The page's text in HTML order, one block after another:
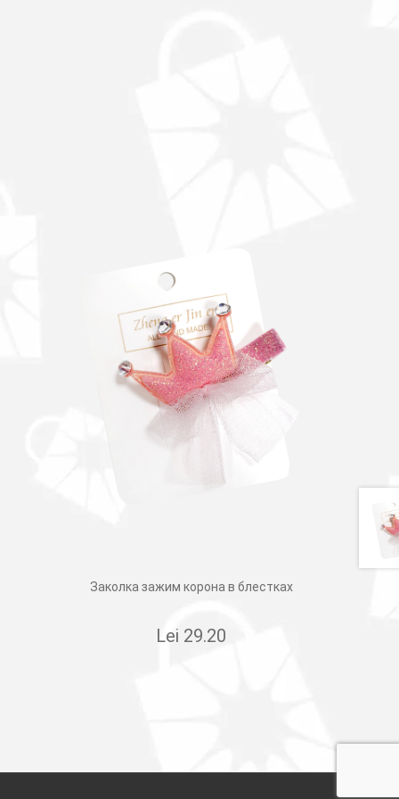
Заколка зажим корона в блестках
Lei 29.20